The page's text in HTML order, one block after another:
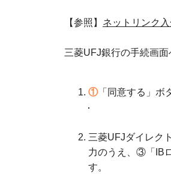
【参照】 ネットリンク
三菱UFJ銀行の手続画
①「同意する」ボ
三菱UFJダイレク
力のうえ、③「IB
す。